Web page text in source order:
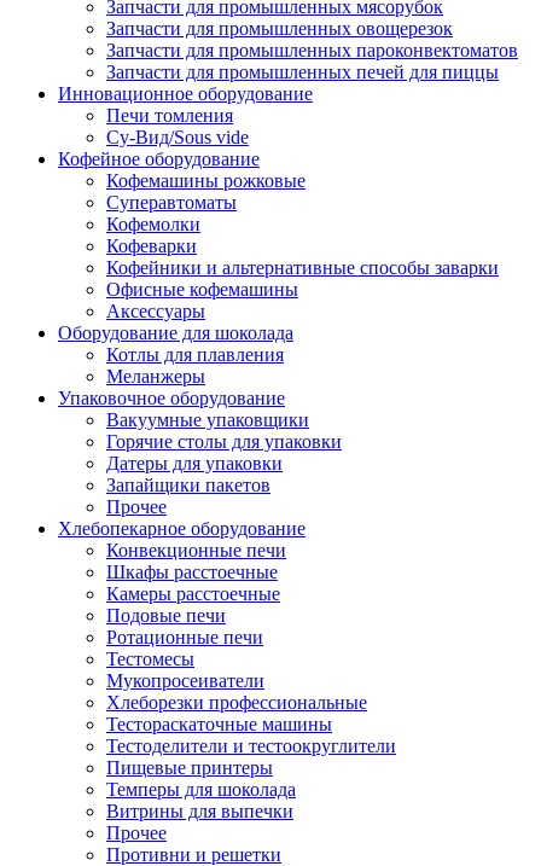
Запчасти для промышленных мясорубок
Запчасти для промышленных овощерезок
Запчасти для промышленных пароконвектоматов
Запчасти для промышленных печей для пиццы
Инновационное оборудование
Печи томления
Су-Вид/Sous vide
Кофейное оборудование
Кофемашины рожковые
Суперавтоматы
Кофемолки
Кофеварки
Кофейники и альтернативные способы заварки
Офисные кофемашины
Аксессуары
Оборудование для шоколада
Котлы для плавления
Меланжеры
Упаковочное оборудование
Вакуумные упаковщики
Горячие столы для упаковки
Датеры для упаковки
Запайщики пакетов
Прочее
Хлебопекарное оборудование
Конвекционные печи
Шкафы расстоечные
Камеры расстоечные
Подовые печи
Ротационные печи
Тестомесы
Мукопросеиватели
Хлеборезки профессиональные
Тестораскаточные машины
Тестоделители и тестоокруглители
Пищевые принтеры
Темперы для шоколада
Витрины для выпечки
Прочее
Противни и решетки